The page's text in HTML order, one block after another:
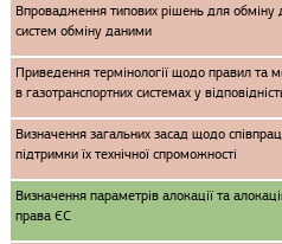
Впровадження типових рішень для обміну
систем обміну даними
Приведення термінології щодо правил та
в газотранспортних системах у
Визначення загальних засад щодо
підтримки їх технічної спроможності
Визначення параметрів алокації та
права ЄС